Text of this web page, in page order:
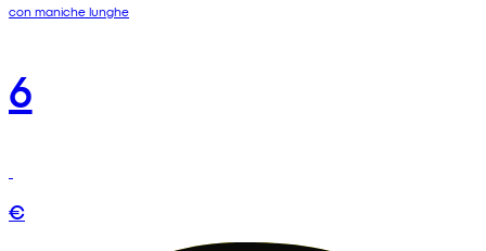
con maniche lunghe
6
€